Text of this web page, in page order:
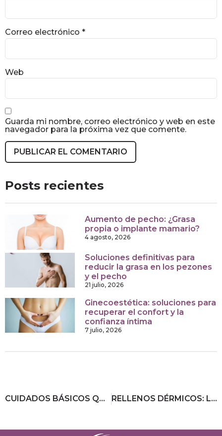
Correo electrónico *
Web
Guarda mi nombre, correo electrónico y web en este
navegador para la próxima vez que comente.
Posts recientes
Aumento de pecho: ¿Grasa
propia o implante mamario?
4 agosto, 2026
Soluciones definitivas para
reducir la grasa en los pezones
y el pecho
21 julio, 2026
Ginecoestética: soluciones para
recuperar el confort y la
confianza íntima
7 julio, 2026
CUIDADOS BÁSICOS QUE TU PIEL NECESITA DURANTE Y DESPUÉS DEL VERANO RELLENOS DÉRMICOS: LA MEJOR SOLUCIÓN PARA EL REJUVENECIMIENTO FACIAL